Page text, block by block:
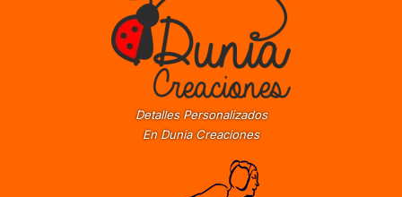
Detalles Personalizados
En Dunia Creaciones